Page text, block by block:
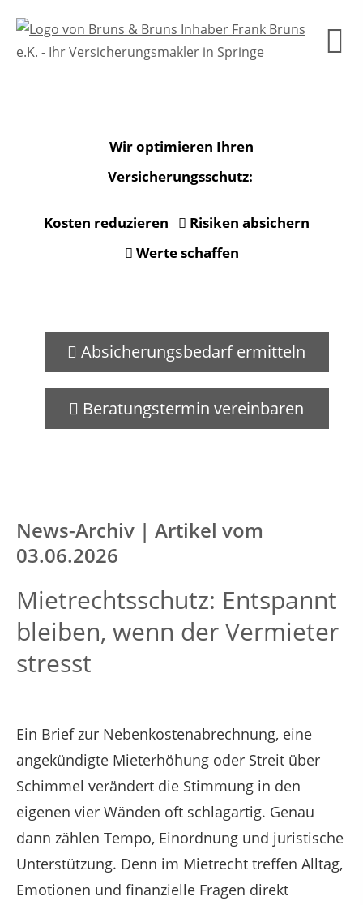
Wir optimieren Ihren
Versicherungsschutz:
Kosten reduzieren
Risiken absichern
Werte schaffen
Absicherungsbedarf ermitteln
Beratungstermin vereinbaren
News-Archiv | Artikel vom
03.06.2026
Mietrechtsschutz: Entspannt
bleiben, wenn der Vermieter
stresst
Ein Brief zur Nebenkostenabrechnung, eine
angekündigte Mieterhöhung oder Streit über
Schimmel verändert die Stimmung in den
eigenen vier Wänden oft schlagartig. Genau
dann zählen Tempo, Einordnung und juristische
Unterstützung. Denn im Mietrecht treffen Alltag,
Emotionen und finanzielle Fragen direkt